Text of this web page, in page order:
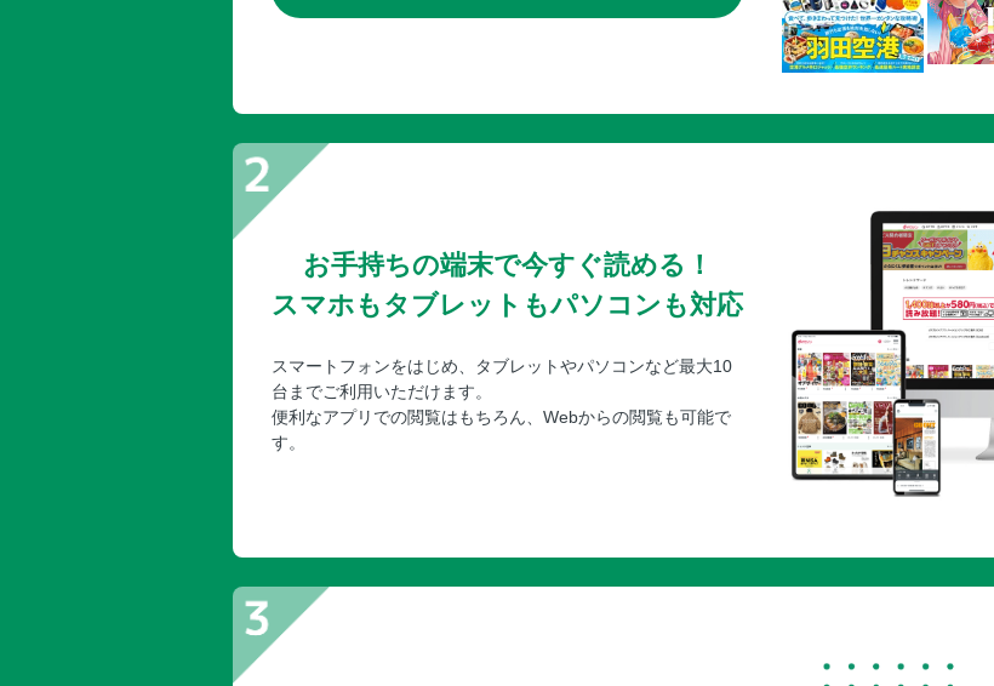
お手持ちの端末で今すぐ読める！
スマホもタブレットもパソコンも対応
スマートフォンをはじめ、タブレットやパソコンなど最大10
台までご利用いただけます。
便利なアプリでの閲覧はもちろん、Webからの閲覧も可能で
す。